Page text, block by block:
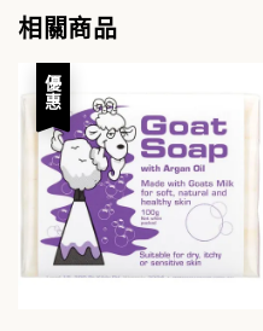
相關商品
優惠